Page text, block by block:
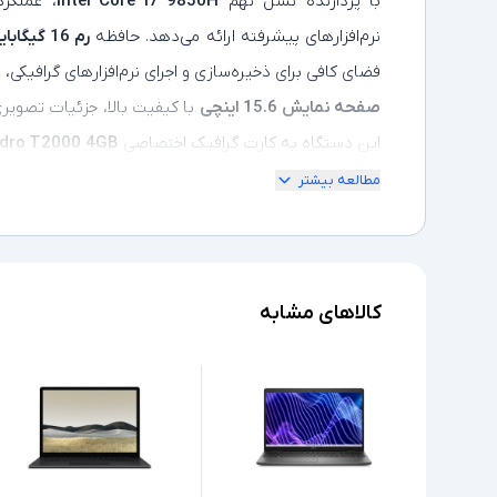
نرم‌افزارهای پیشرفته ارائه می‌دهد. حافظه رم 16 گیگابایتی
فضای کافی برای ذخیره‌سازی و اجرای نرم‌افزارهای
صفحه‌ نمایش 15.6 اینچی
با کیفیت بالا، جزئیات
این دستگاه به کارت گرافیک اختصاصی
T2000 4GB
حریم خصوصی و امنیت داده‌ها را تضمین می‌کند، که آن
مطالعه بیشتر
کالاهای مشابه